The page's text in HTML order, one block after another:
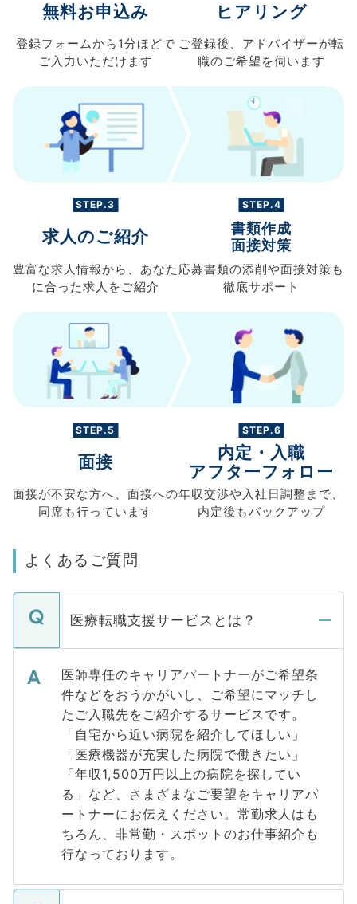
無料お申込み
登録フォームから 1分ほどで
ご入力 いただけます
ヒアリング
ご登録後、 アドバイザーが転
職のご希望を伺います
STEP.3
求人のご紹介
豊富な求人情報から、 あなた
に合った求人を ご紹介
STEP.4
書類作成
面接対策
応募書類の添削や面接対策も
徹底サポート
STEP.5
面接
面接が不安な方へ、 面接への
同席も行っています
STEP.6
内定・入職
アフターフォロー
年収交渉や入社日調整まで、
内定後もバックアップ
よくあるご質問
医療転職支援サービスとは？
医師専任のキャリアパートナーがご希望条
件などをおうかがいし、ご希望にマッチし
たご入職先をご紹介するサービスです。
「自宅から近い病院を紹介してほしい」
「医療機器が充実した病院で働きたい」
「年収1,500万円以上の病院を探してい
る」など、さまざまなご要望をキャリアパ
ートナーにお伝えください。常勤求人はも
ちろん、非常勤・スポットのお仕事紹介も
行なっております。